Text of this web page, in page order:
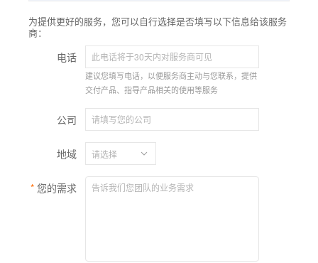
为提供更好的服务，您可以自行选择是否填写以下信息给该服务
商：
电话
建议您填写电话，以便服务商主动与您联系，提供
交付产品、指导产品相关的使用等服务
公司
地域
您的需求